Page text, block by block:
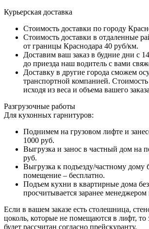
Курьерская доставка
Стоимость доставки по городу
Стоимость доставки в отдаленные
от границы Краснодара 40 руб/км.
Доставим ваш заказ в будние дни с
до приезда наш водитель с вами
Доставку в другие города сможем
транспортной компанией. Стоимость
исходя из веса и объема вашего
Разгрузочные работы
Для кухонных гарнитуров:
Поднимем на грузовом лифте и
1000 руб.
Выгрузка и занос в частный дом на
руб.
Выгрузка к подъезду/частному дому
помещение – бесплатно.
Подъем кухни в квартирные дома
просчитывается заранее
Если в вашем заказе есть столешница,
цоколь, которые не помещаются в лифт, то
будет рассчитан согласно прейскуранту.